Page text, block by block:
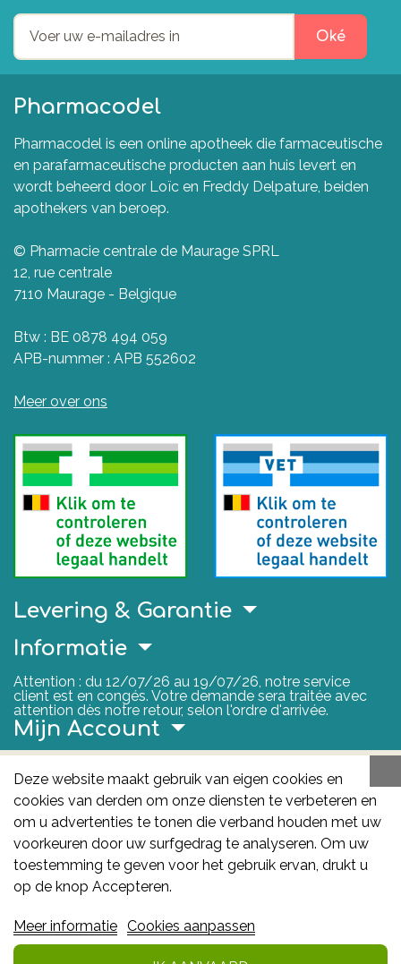
Oké
Pharmacodel
Pharmacodel is een online apotheek die farmaceutische
en parafarmaceutische producten aan huis levert en
wordt beheerd door Loïc en Freddy Delpature, beiden
apothekers van beroep.
© Pharmacie centrale de Maurage SPRL
12, rue centrale
7110 Maurage - Belgique
Btw : BE 0878 494 059
APB-nummer : APB 552602
Meer over ons
Levering & Garantie
Deze website maakt gebruik van eigen cookies en
cookies van derden om onze diensten te verbeteren en
om u advertenties te tonen die verband houden met uw
voorkeuren door uw surfgedrag te analyseren. Om uw
toestemming te geven voor het gebruik ervan, drukt u
op de knop Accepteren.
Meer informatie Cookies aanpassen
Informatie
Attention : du 12/07/26 au 19/07/26, notre service
client est en congés. Votre demande sera traitée avec
attention dès notre retour, selon l'ordre d'arrivée.
Mijn Account
Nuttige Links
FAGG
Het FAGG is de bevoegde autoriteit voor
geneesmiddelen en gezondheidsproducten in België.
Deze site valt onder haar controle.
Gezondheidsproducten - FAGG: Galileelaan 5/03
1210 Brussel